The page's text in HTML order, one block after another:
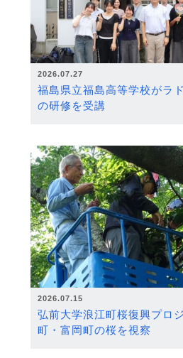
2026.07.27
福島県立福島高等学校がラ
の研修を受講
2026.07.15
弘前大学浪江町桜復興プロ
町・富岡町の桜を視察